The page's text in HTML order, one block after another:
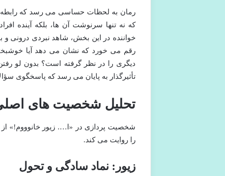
رمان به لحظات حساسی می رسد که رابطه
که نه تنها سرنوشت آن ها، بلکه آینده
خواننده در این بخش، شاهد نبردی درونی
رقم می خورد که نشان می دهد آیا
دیگری را در نظر گرفته است؟ بدون لو
تأثیرگذار به پایان می رسد که پاسخگوی
تحلیل شخصیت های
شخصیت پردازی در «ا…. زیور خانوووم!»
را روایت می کند.
زیور: نماد سادگی و تحول